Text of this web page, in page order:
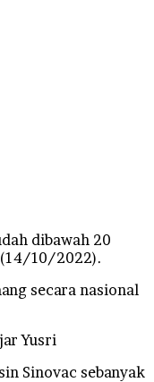
dibawah 20
(14/10/2022).
secara nasional
Yusri
Sinovac sebanyak